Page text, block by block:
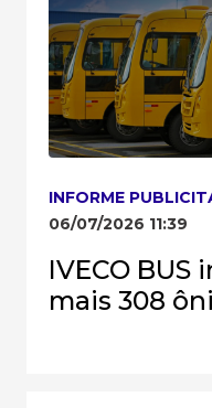
INFORME
06/07/2026 11:39
IVECO
mais 308